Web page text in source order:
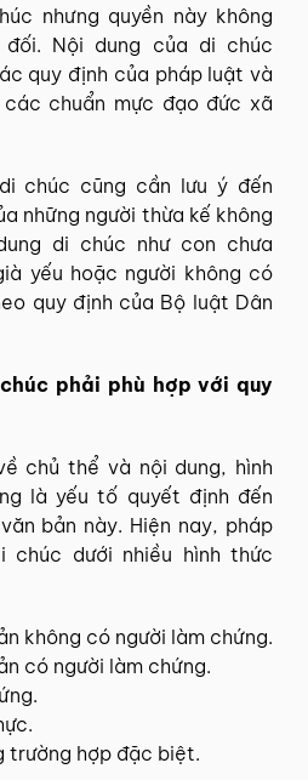
nhưng quyền này không
Nội dung của di chúc
quy định của pháp luật và
chuẩn mực đạo đức xã
chúc cũng cần lưu ý đến
những người thừa kế không
di chúc như con chưa
yếu hoặc người không có
quy định của Bộ luật Dân
phải phù hợp với quy
chủ thể và nội dung, hình
là yếu tố quyết định đến
bản này. Hiện nay, pháp
dưới nhiều hình thức
không có người làm chứng.
có người làm chứng.
trường hợp đặc biệt.